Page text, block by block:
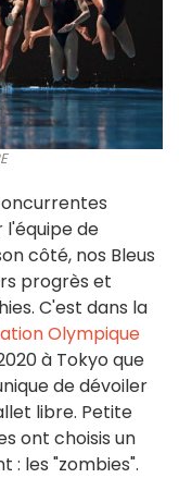
l'équipe de
côté, nos Bleus
progrès et
C'est dans la
Olympique
à Tokyo que
de dévoiler
libre. Petite
ont choisis un
: les "zombies".